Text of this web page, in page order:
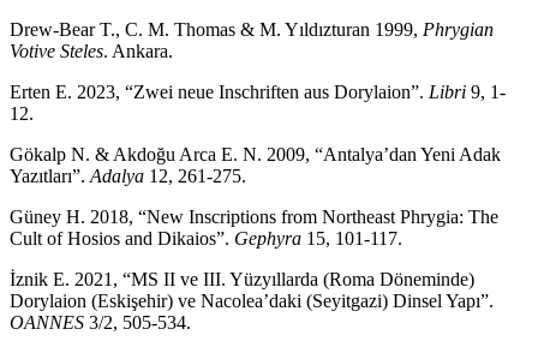
Drew-Bear T., C. M. Thomas & M. Yıldızturan 1999, Phrygian
Votive Steles. Ankara.
Erten E. 2023, “Zwei neue Inschriften aus Dorylaion”. Libri 9, 1-
12.
Gökalp N. & Akdoğu Arca E. N. 2009, “Antalya’dan Yeni Adak
Yazıtları”. Adalya 12, 261-275.
Güney H. 2018, “New Inscriptions from Northeast Phrygia: The
Cult of Hosios and Dikaios”. Gephyra 15, 101-117.
İznik E. 2021, “MS II ve III. Yüzyıllarda (Roma Döneminde)
Dorylaion (Eskişehir) ve Nacolea’daki (Seyitgazi) Dinsel Yapı”.
OANNES 3/2, 505-534.